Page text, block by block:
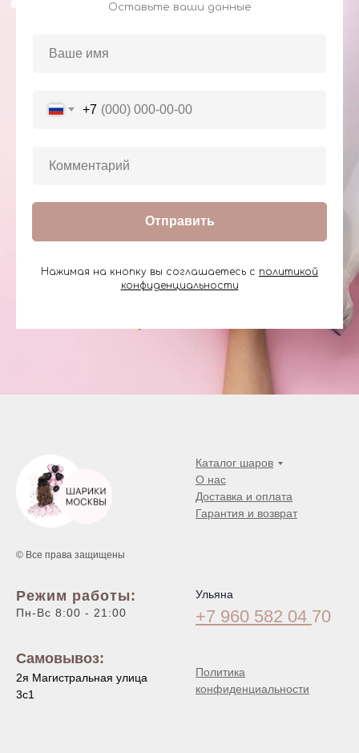
Оставьте ваши данные
+7
Отправить
Нажимая на кнопку вы соглашаетесь с политикой
конфиденциальности
© Все права защищены
Каталог шаров
О нас
Доставка и оплата
Гарантия и возврат
Режим работы:
Пн-Вс 8:00 - 21:00
Самовывоз:
2я Магистральная улица
3с1
Ульяна
+7 960 582 04 70
Политика
конфиденциальности